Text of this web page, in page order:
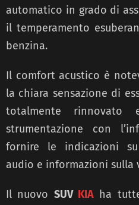
automatico in grado di
il temperamento
benzina.
Il comfort acustico è
la chiara sensazione di
totalmente
strumentazione con
fornire le indicazioni
audio e informazioni sulla
Il nuovo SUV KIAha